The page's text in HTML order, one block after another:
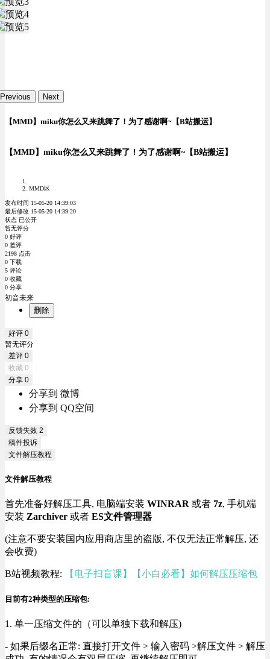
Previous Next
【MMD】miku你怎么又来跳舞了！为了感谢啊~【B站搬运】
【MMD】miku你怎么又来跳舞了！为了感谢啊~【B站搬运】
MMD区
发布时间 15-05-20 14:39:03
最后修改 15-05-20 14:39:20
状态 已公开
暂无评分
0 好评
0 差评
2198 点击
0 下载
5 评论
0 收藏
0 分享
初音未来
删除
好评 0
暂无评分
差评 0
收藏 0
分享 0
分享到 微博
分享到 QQ空间
反馈失效 2
稿件投诉
文件解压教程
文件解压教程
首先准备好解压工具, 电脑端安装 WINRAR 或者 7z, 手机端
安装 Zarchiver 或者 ES文件管理器
(注意不要安装国内应用商店里的盗版, 不仅无法正常解压, 还
会收费)
B站视频教程: 【电子扫盲课】【小白必看】如何解压压缩包
目前有2种类型的压缩包:
1. 单一压缩文件的（可以单独下载和解压)
- 如果后缀名正常: 直接打开文件 > 输入密码 >解压文件 > 解压